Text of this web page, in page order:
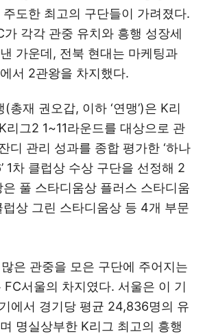
도한 최고의 구단들이 가려졌다.
가 각각 관중 유치와 흥행 성장세
가운데, 전북 현대는 마케팅과
서 2관왕을 차지했다.
총재 권오갑, 이하 ‘연맹’)은 K리
리그2 1~11라운드를 대상으로 관
디 관리 성과를 종합 평가한 ‘하나
1차 클럽상 수상 구단을 선정해 2
풀 스타디움상 플러스 스타디움
상 그린 스타디움상 등 4개 부문
은 관중을 모은 구단에 주어지는
FC서울의 차지였다. 서울은 이 기
에서 경기당 평균 24,836명의 유
명실상부한 K리그 최고의 흥행